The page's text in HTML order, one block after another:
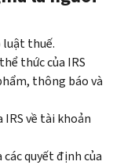
luật thuế.
thức của IRS
thông báo và
về tài khoản
quyết định của